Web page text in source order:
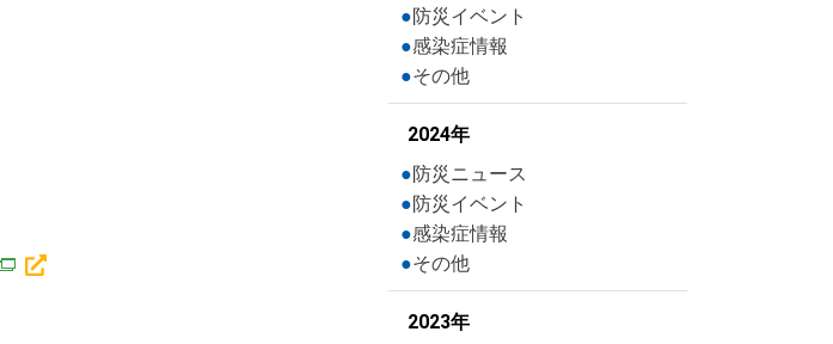
防災イベント
感染症情報
その他
2024年
防災ニュース
防災イベント
感染症情報
その他
2023年